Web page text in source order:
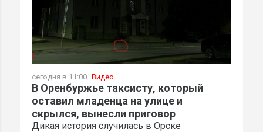
сегодня в 11:00 Видео
В Оренбуржье таксисту, который
оставил младенца на улице и
скрылся, вынесли приговор
Дикая история случилась в Орске